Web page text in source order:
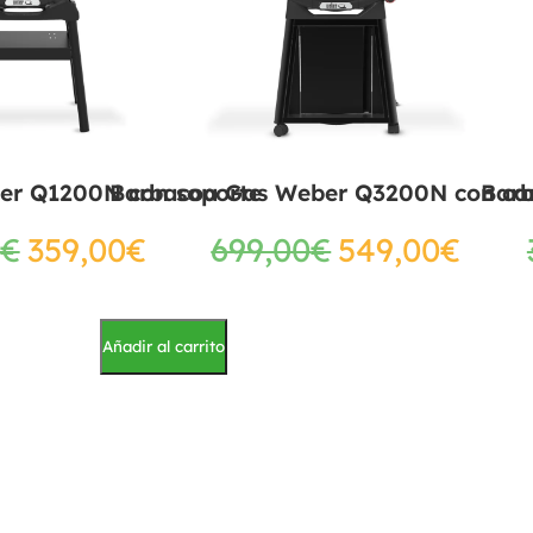
Q1200N con soporte
€359,00€
Barbacoa Gas Weber Q3200N con
699,00€549,00€
Añadir al carrito